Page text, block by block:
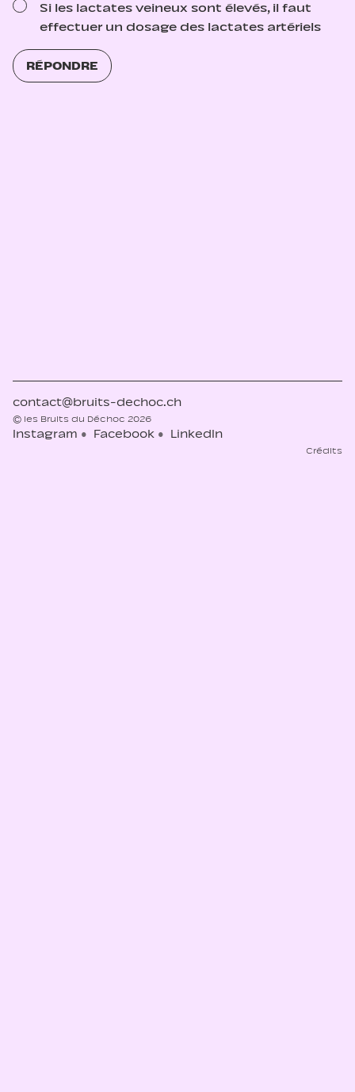
Si les lactates veineux sont élevés, il faut
effectuer un dosage des lactates artériels
RÉPONDRE
contact@bruits-dechoc.ch
© les Bruits du Déchoc 2026
Instagram Facebook LinkedIn
Crédits